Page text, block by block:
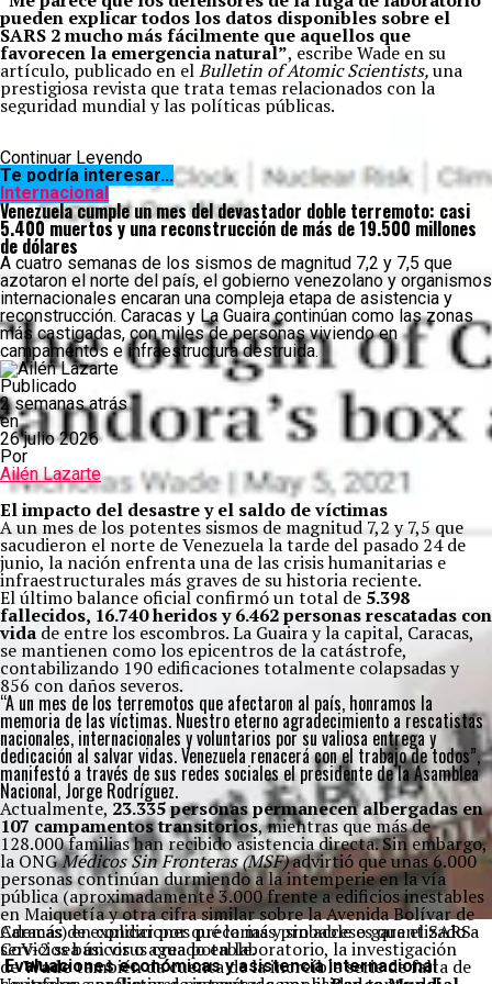
pueden explicar todos los datos disponibles sobre el
SARS 2 mucho más fácilmente que aquellos que
favorecen la emergencia natural”, escribe Wade en su
artículo, publicado en elBulletin of Atomic Scientists,una
prestigiosa revista que trata temas relacionados con la
seguridad mundial y las políticas públicas.
Además de explicar por qué lo más probable es que el SARS-
CoV-2 sea un virus creado en laboratorio, la investigación
deWadetambién da cuenta de la increíble serie de falta de
Continuar Leyendo
Te podría interesar...
Internacional
Venezuela cumple un mes del devastador doble terremoto: casi
5.400 muertos y una reconstrucción de más de 19.500 millones
de dólares
A cuatro semanas de los sismos de magnitud 7,2 y 7,5 que
azotaron el norte del país, el gobierno venezolano y organismos
internacionales encaran una compleja etapa de asistencia y
reconstrucción. Caracas y La Guaira continúan como las zonas
más castigadas, con miles de personas viviendo en
campamentos e infraestructura destruida.
Publicado
2 semanas atrás
en
26 julio 2026
Por
Ailén Lazarte
El impacto del desastre y el saldo de víctimas
A un mes de los potentes sismos de magnitud 7,2 y 7,5 que
sacudieron el norte de Venezuela la tarde del pasado 24 de
junio, la nación enfrenta una de las crisis humanitarias e
infraestructurales más graves de su historia reciente.
El último balance oficial confirmó un total de 5.398
fallecidos, 16.740 heridos y 6.462 personas rescatadas con
vida de entre los escombros. La Guaira y la capital, Caracas,
se mantienen como los epicentros de la catástrofe,
contabilizando 190 edificaciones totalmente colapsadas y
856 con daños severos.
“A un mes de los terremotos que afectaron al país, honramos la
memoria de las víctimas. Nuestro eterno agradecimiento a rescatistas
nacionales, internacionales y voluntarios por su valiosa entrega y
dedicación al salvar vidas. Venezuela renacerá con el trabajo de todos”,
manifestó a través de sus redes sociales el presidente de la Asamblea
Nacional, Jorge Rodríguez.
Actualmente, 23.335 personas permanecen albergadas en
107 campamentos transitorios, mientras que más de
128.000 familias han recibido asistencia directa. Sin embargo,
la ONGMédicos Sin Fronteras (MSF)advirtió que unas 6.000
personas continúan durmiendo a la intemperie en la vía
pública (aproximadamente 3.000 frente a edificios inestables
en Maiquetía y otra cifra similar sobre la Avenida Bolívar de
Caracas) en condiciones precarias y sin acceso garantizado a
servicios básicos o agua potable.
Evaluaciones económicas y asistencia internacional